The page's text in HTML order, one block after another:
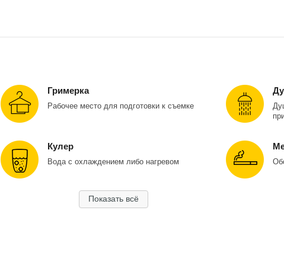
Гримерка
Рабочее место для подготовки к съемке
Кулер
Вода с охлаждением либо нагревом
Показать всё